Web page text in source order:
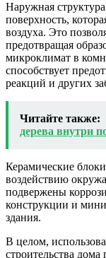
Наружная
поверхность,
воздуха. Это
предотвращая
микроклимат в
способствует
реакций и других
Читайте также:
дерева внутри
Керамические
воздействию
подвержены
конструкции и
здания.
В целом,
строительства дома